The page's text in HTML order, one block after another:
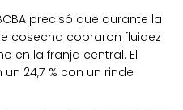
precisó que durante la
cosecha cobraron fluidez
en la franja central. El
24,7 % con un rinde